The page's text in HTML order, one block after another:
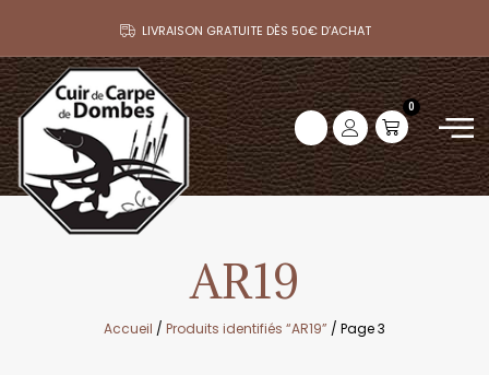
LIVRAISON GRATUITE DÈS 50€ D’ACHAT
0
AR19
Accueil / Produits identifiés “AR19” / Page 3